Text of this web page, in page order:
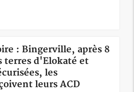
: Bingerville, après 8
terres d'Elokaté et
les
leurs ACD